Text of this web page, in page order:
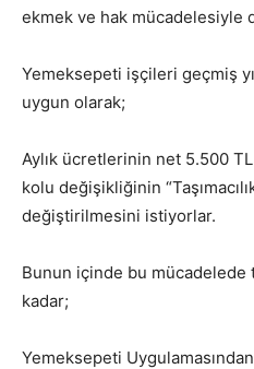
ekmek ve hak mücadelesiyle
Yemeksepeti işçileri geçmiş
uygun olarak;
Aylık ücretlerinin net 5.500
kolu değişikliğinin
değiştirilmesini istiyorlar.
Bunun içinde bu
kadar;
Yemeksepeti